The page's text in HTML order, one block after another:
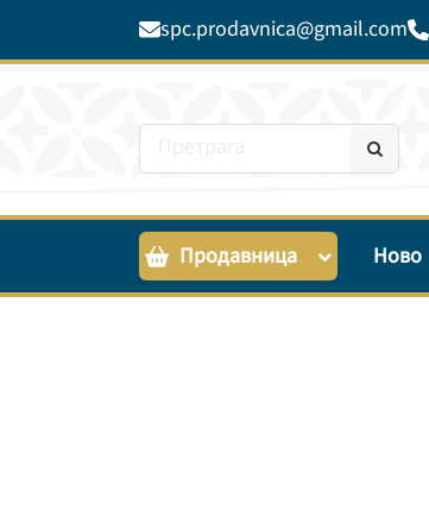
spc.prodavnica@gmail.com
Продавница Ново